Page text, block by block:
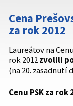
cez zabezpečenú
vždy začína
Cena
za rok 2012
Laureátov na
rok 2012zvolili
(na 20. zasadnutí
Cenu PSK za rok